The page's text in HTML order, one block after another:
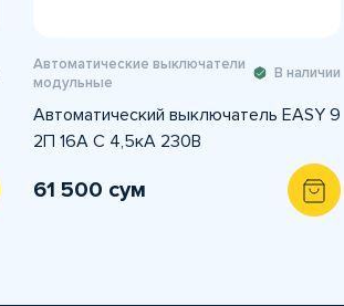
Автоматические выключатели
модульные
В наличии
Автоматический выключатель EASY 9
2П 16А С 4,5кА 230В
61 500 сум